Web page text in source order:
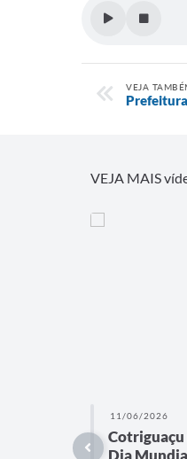
VEJA
VEJA MAIS
11/06/2026
Cotriguaçu